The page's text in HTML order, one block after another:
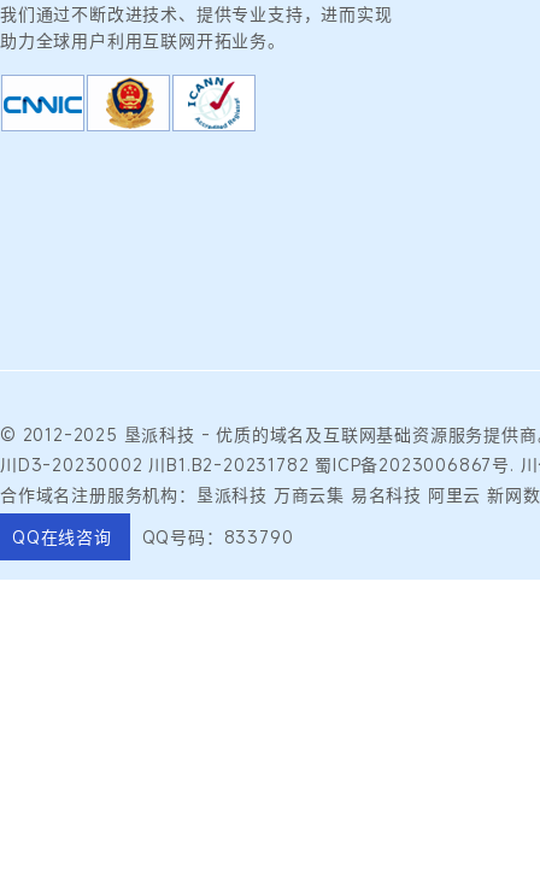
我们通过不断改进技术、提供专业支持，进而实现
助力全球用户利用互联网开拓业务。
© 2012-2025 垦派科技 - 优质的域名 及互联网基础资源服务提供
川D3-20230002 川B1.B2-20231782 蜀ICP备2023006867号.
合作域名注册服务机构：垦派科技 万商云集 易名科技 阿里云 新网
QQ在线咨询
QQ号码：833790